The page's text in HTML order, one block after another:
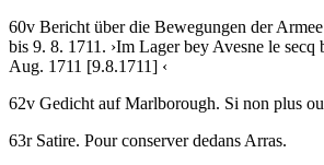
60v Bericht über die Bewegungen der
bis 9. 8. 1711. ›Im Lager bey Avesne le secq
Aug. 1711 [9.8.1711] ‹
62v Gedicht auf Marlborough. Si non plus
63r Satire. Pour conserver dedans Arras.